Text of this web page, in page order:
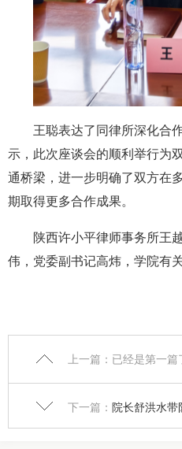
王聪表达了同律所深化合
示，此次座谈会的顺利举行为
通桥梁，进一步明确了双方在
期取得更多合作成果。
陕西许小平律师事务所王
伟，党委副书记高炜，学院有
上一篇：已经是第一篇
下一篇： 院长舒洪水带队赴疆